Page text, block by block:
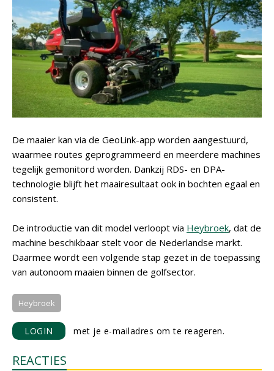
De maaier kan via de GeoLink-app worden aangestuurd,
waarmee routes geprogrammeerd en meerdere machines
tegelijk gemonitord worden. Dankzij RDS- en DPA-
technologie blijft het maairesultaat ook in bochten egaal en
consistent.
De introductie van dit model verloopt via Heybroek, dat de
machine beschikbaar stelt voor de Nederlandse markt.
Daarmee wordt een volgende stap gezet in de toepassing
van autonoom maaien binnen de golfsector.
Heybroek
LOGIN met je e-mailadres om te reageren.
REACTIES